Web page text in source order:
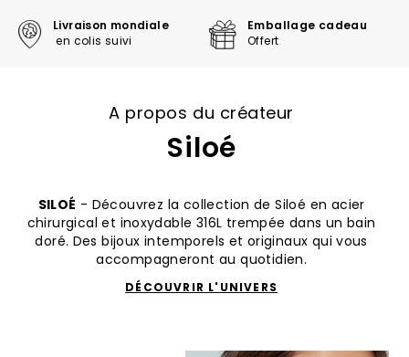
Livraison mondiale
en colis suivi
Emballage cadeau
Offert
A propos du créateur
Siloé
SILOÉ - Découvrez la collection de Siloé en acier
chirurgical et inoxydable 316L trempée dans un bain
doré. Des bijoux intemporels et originaux qui vous
accompagneront au quotidien.
DÉCOUVRIR L'UNIVERS